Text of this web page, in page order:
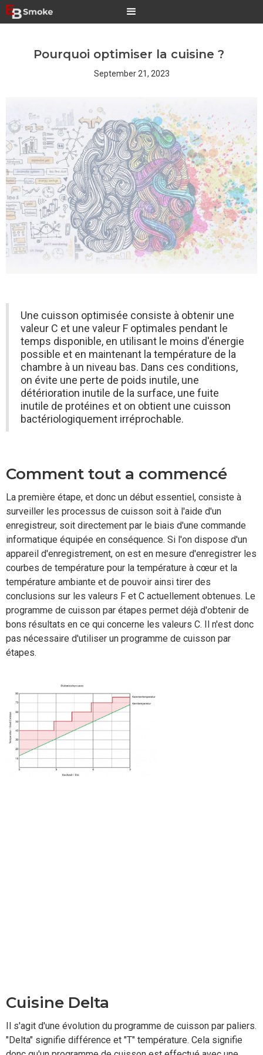
Pourquoi optimiser la cuisine ?
September 21, 2023
Une cuisson optimisée consiste à obtenir une
valeur C et une valeur F optimales pendant le
temps disponible, en utilisant le moins d'énergie
possible et en maintenant la température de la
chambre à un niveau bas. Dans ces conditions,
on évite une perte de poids inutile, une
détérioration inutile de la surface, une fuite
inutile de protéines et on obtient une cuisson
bactériologiquement irréprochable.
Comment tout a commencé
La première étape, et donc un début essentiel, consiste à
surveiller les processus de cuisson soit à l'aide d'un
enregistreur, soit directement par le biais d'une commande
informatique équipée en conséquence. Si l'on dispose d'un
appareil d'enregistrement, on est en mesure d'enregistrer les
courbes de température pour la température à cœur et la
température ambiante et de pouvoir ainsi tirer des
conclusions sur les valeurs F et C actuellement obtenues. Le
programme de cuisson par étapes permet déjà d'obtenir de
bons résultats en ce qui concerne les valeurs C. Il n'est donc
pas nécessaire d'utiliser un programme de cuisson par
étapes.
Cuisine Delta
Il s'agit d'une évolution du programme de cuisson par paliers.
"Delta" signifie différence et "T" température. Cela signifie